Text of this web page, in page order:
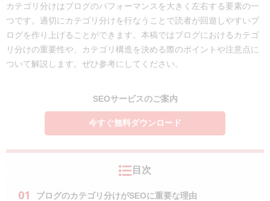
カテゴリ分けはブログのパフォーマンスを大きく左右する要素の一
つです。適切にカテゴリ分けを行なうことで読者が回遊しやすいブ
ログを作り上げることができます。本稿ではブログにおけるカテゴ
リ分けの重要性や、カテゴリ構造を決める際のポイントや注意点に
ついて解説します。ぜひ参考にしてください。
SEOサービスのご案内
今すぐ無料ダウンロード
目次
ブログのカテゴリ分けがSEOに重要な理由